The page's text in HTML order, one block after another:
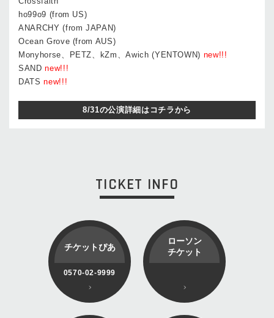
ho99o9 (from US)
ANARCHY (from JAPAN)
Ocean Grove (from AUS)
Monyhorse、PETZ、kZm、Awich (YENTOWN) new!!!
SAND new!!!
DATS new!!!
8/31の公演詳細はコチラから
TICKET INFO
チケットぴあ
0570-02-9999
ローソン
チケット